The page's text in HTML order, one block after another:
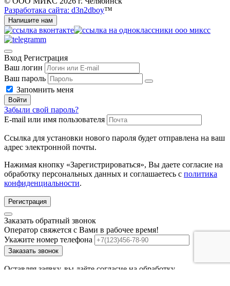
Разработака сайта: d3n2dboy™
Напишите нам
Вход Регистрация
Ваш логин
Ваш пароль
Запомнить меня
Войти
Забыли свой пароль?
E-mail или имя пользователя
Ссылка для установки нового пароля будет отправлена ​​на ваш
адрес электронной почты.
Нажимая кнопку «Зарегистрироваться», Вы даете согласие на
обработку персональных данных и соглашаетесь с политика
конфиденциальности.
Регистрация
Заказать обратный звонок
Оператор свяжется с Вами в рабочее время!
Укажите номер телефона
Заказать звонок
Оставляя заявку, вы даёте согласие на обработку